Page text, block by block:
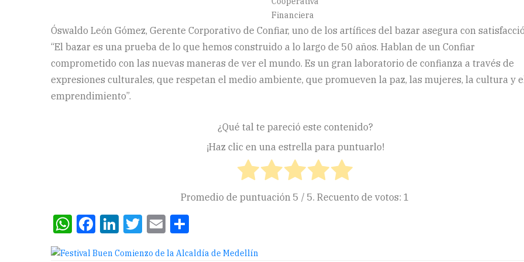
Financiera
Óswaldo León Gómez, Gerente Corporativo de Confiar, uno de los artífices del bazar asegura con
“El bazar es una prueba de lo que hemos construido a lo largo de 50 años. Hablan de un Confiar
comprometido con las nuevas maneras de ver el mundo. Es un gran laboratorio de confianza a través de
expresiones culturales, que respetan el medio ambiente, que promueven la paz, las mujeres, la cultura y
emprendimiento”.
¿Qué tal te pareció este contenido?
¡Haz clic en una estrella para puntuarlo!
Promedio de puntuación 5 / 5. Recuento de votos: 1
WhatsApp
Facebook
LinkedIn
Twitter
Email